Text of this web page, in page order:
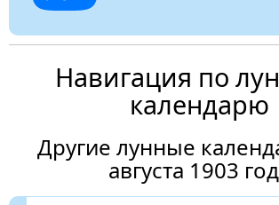
Навигация по
календарю
Другие лунные
августа 1903